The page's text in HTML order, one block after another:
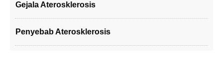
Gejala Aterosklerosis
Penyebab Aterosklerosis